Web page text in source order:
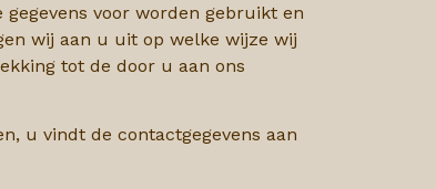
voor worden gebruikt en
wij aan u uit op welke wijze wij
tot de door u aan ons
u vindt de contactgegevens aan